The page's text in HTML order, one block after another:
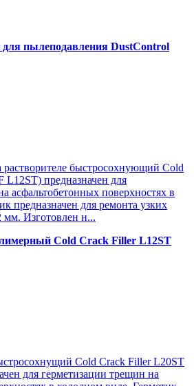
для пылеподавления DustControl
быстросохнующий Cold
предназначен для
асфальтобетонных поверхностях в
предназначен для ремонта узких
Изготовлен н...
Cold Crack Filler L12SТ
Cold Crack Filler L20SТ
для герметизации трещин на